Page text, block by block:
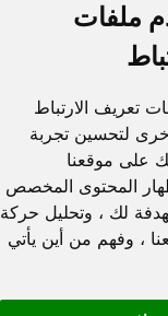
ملفات
تعريف الارتباط
لتحسين تجربة
على موقعنا
المحتوى المخصص
لك ، وتحليل حركة
، وفهم من أين يأتي
Load More